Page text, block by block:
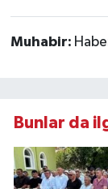
Muhabir:
Bunlar da